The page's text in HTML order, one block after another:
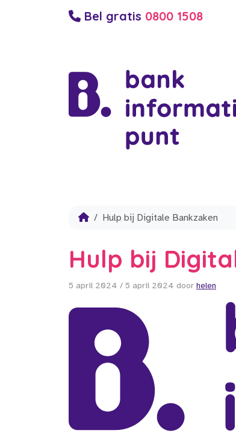
Bel gratis 0800 1508
Hulp bij Digitale Bankzaken
Hulp bij
5 april 2024 / 5 april 2024 door helen